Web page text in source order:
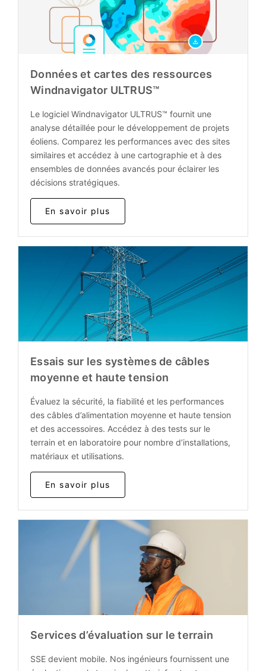
Données et cartes des ressources
Windnavigator ULTRUS™
Le logiciel Windnavigator ULTRUS™ fournit une
analyse détaillée pour le développement de projets
éoliens. Comparez les performances avec des sites
similaires et accédez à une cartographie et à des
ensembles de données avancés pour éclairer les
décisions stratégiques.
En savoir plus
Essais sur les systèmes de câbles
moyenne et haute tension
Évaluez la sécurité, la fiabilité et les performances
des câbles d’alimentation moyenne et haute tension
et des accessoires. Accédez à des tests sur le
terrain et en laboratoire pour nombre d’installations,
matériaux et utilisations.
En savoir plus
Services d’évaluation sur le terrain
SSE devient mobile. Nos ingénieurs fournissent une